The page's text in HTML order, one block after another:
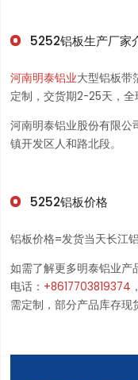
5252铝板生产厂家
河南明泰铝业大型铝板带
定制，交货期2-25天，全
河南明泰铝业股份有限公
镇开发区人和路北段。
5252铝板价格
铝板价格=发货当天长江
如需了解更多明泰铝业产
电话： +8617703819374
需定制，部分产品库存现